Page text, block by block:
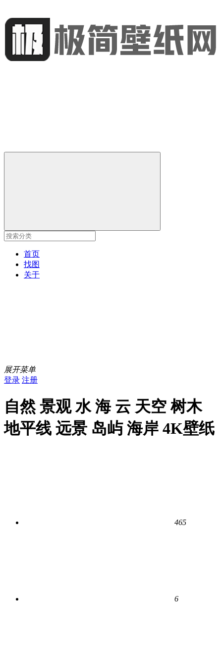
首页
找图
关于
展开菜单
登录 注册
自然 景观 水 海 云 天空 树木
地平线 远景 岛屿 海岸 4K壁纸
465
6